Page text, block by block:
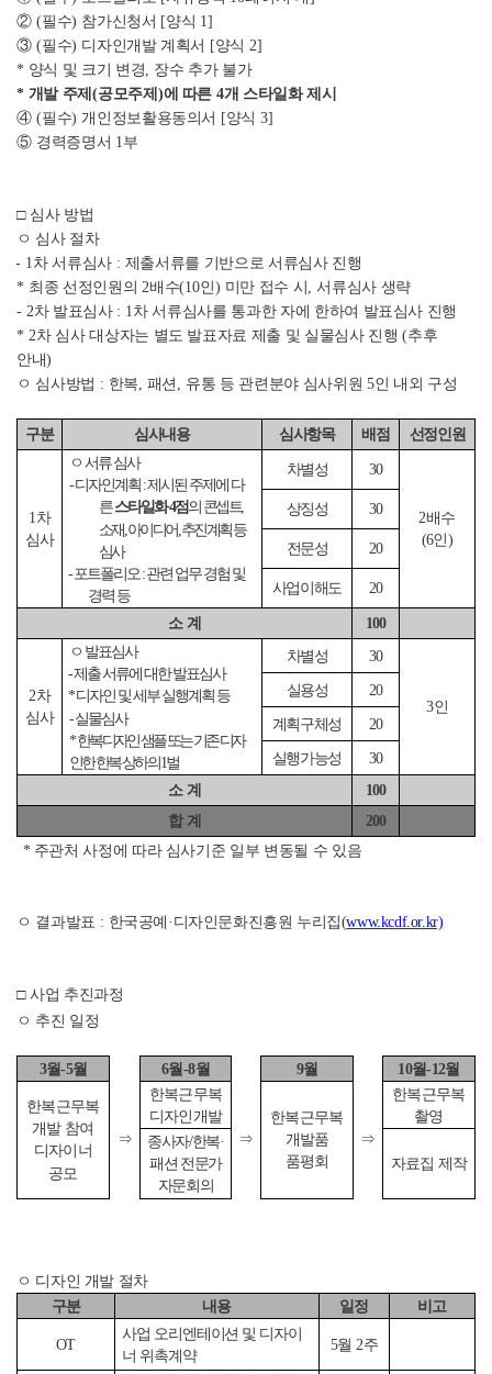
② (필수) 참가신청서 [양식 1]
③ (필수) 디자인개발 계획서 [양식 2]
* 양식 및 크기 변경, 장수 추가 불가
* 개발 주제 (공모주제 )에 따른 4개 스타일화 제시
④ (필수)개인정보활용동의서 [양식 3]
⑤ 경력증명서 1부
□ 심사 방법
ㅇ 심사 절차
- 1차 서류심사 : 제출서류를 기반으로 서류심사 진행
* 최종 선정인원의 2배수(10인) 미만 접수 시 ,서류심사 생략
- 2차 발표심사 : 1차 서류심사를 통과한 자에 한하여 발표심사 진행
* 2차 심사 대상자는 별도 발표자료 제출 및 실물심사 진행(추후
안내)
ㅇ 심사방법 : 한복, 패션 , 유통 등 관련분야 심사위원 5인 내외 구성
구분 심사내용 심사항목 배점 선정인원
1차
심사
ㅇ 서류 심사
-디자인계획 :제시된 주제에 다
른스타일화4점의 콘셉트,
소재 아이디어 추진계획 등
심사
-포트폴리오:관련 업무 경험 및
경력 등
차별성 30
2배수
(6인)
상징성 30
전문성 20
사업이해도 20
소 계 100
2차
심사
ㅇ 발표심사
-제출 서류에 대한 발표심사
*디자인 및 세부 실행계획 등
-실물심사
*한복디자인 샘플 또는 기존 디자
인한 한복 상하의 1벌
차별성 30
3인
실용성 20
계획구체성 20
실행가능성
30
소 계
100
합 계
200
* 주관처 사정에 따라 심사기준 일부 변동될 수 있음
ㅇ 결과발표 : 한국공예 · 디자인문화진흥원 누리집(www.kcdf.or.kr)
□ 사업 추진과정
ㅇ 추진 일정
3월-5월 6월 -8월 9월 10월-12월
한복근무복
개발 참여
디자이너
공모
⇒
한복근무복
디자인개발
⇒
한복근무복
개발품
품평회
⇒
한복근무복
촬영
종사자/한복·
패션 전문가
자문회의
자료집 제작
ㅇ 디자인 개발 절차
구분
내용 일정 비고
OT
사업 오리엔테이션 및 디자이
너 위촉계약
5월2주